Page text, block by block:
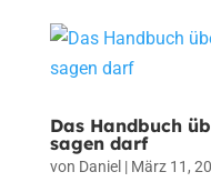
Das Handbuch
sagen darf
von Daniel | März 11,